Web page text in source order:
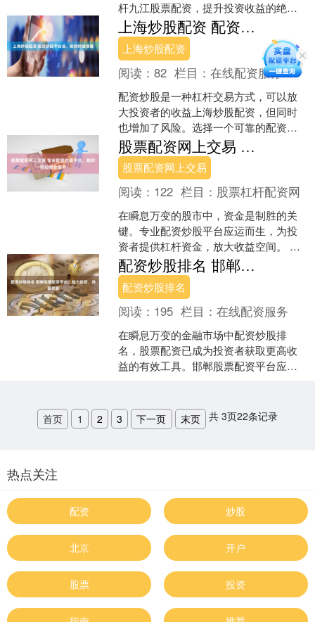
杆九江股票配资，提升投资收益的绝佳
机会。 * **折扣购买股票：**股东可以以
低于市场价格购....
上海炒股配资 配资炒股平台选，助你财富增值
上海炒股配资
阅读：82 栏目：在线配资服务
配资炒股是一种杠杆交易方式，可以放
大投资者的收益上海炒股配资，但同时
也增加了风险。选择一个可靠的配资炒
股平台至关重要，它可以帮助投资者规
避风险，实现财富增值。 ....
股票配资网上交易 专业配资炒股平台，助你轻松掘金股市
股票配资网上交易
阅读： 122 栏目： 股票杠杆配资网
在瞬息万变的股市中，资金是制胜的关
键。专业配资炒股平台应运而生，为投
资者提供杠杆资金，放大收益空间。 期
货配资的本质是杠杆交易，它可以放大
投资者的收益。例如，假....
配资炒股排名 邯郸股票配资平台：助力投资，共赢财富
配资炒股排名
阅读： 195 栏目：在线配资服务
在瞬息万变的金融市场中配资炒股排
名，股票配资已成为投资者获取更高收
益的有效工具。邯郸股票配资平台应运
首页 1 2 3 下一页 末页 共 3页22条记录
热点关注
配资 炒股
北京 开户
股票 投资